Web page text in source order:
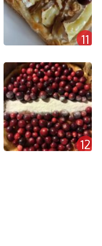
11
12